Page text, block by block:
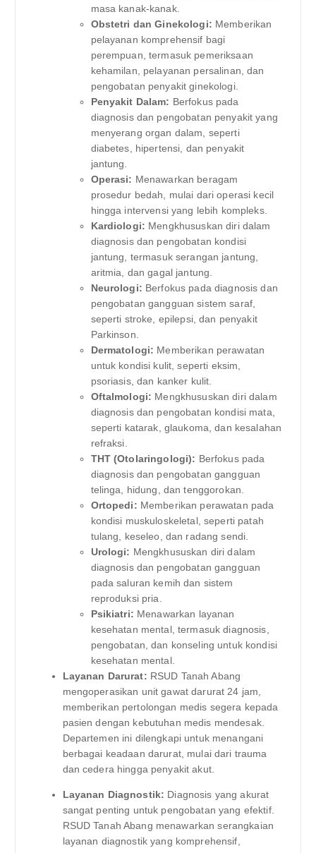
masa kanak-kanak.
Obstetri dan Ginekologi: Memberikan
pelayanan komprehensif bagi
perempuan, termasuk pemeriksaan
kehamilan, pelayanan persalinan, dan
pengobatan penyakit ginekologi.
Penyakit Dalam: Berfokus pada
diagnosis dan pengobatan penyakit yang
menyerang organ dalam, seperti
diabetes, hipertensi, dan penyakit
jantung.
Operasi: Menawarkan beragam
prosedur bedah, mulai dari operasi kecil
hingga intervensi yang lebih kompleks.
Kardiologi: Mengkhususkan diri dalam
diagnosis dan pengobatan kondisi
jantung, termasuk serangan jantung,
aritmia, dan gagal jantung.
Neurologi: Berfokus pada diagnosis dan
pengobatan gangguan sistem saraf,
seperti stroke, epilepsi, dan penyakit
Parkinson.
Dermatologi: Memberikan perawatan
untuk kondisi kulit, seperti eksim,
psoriasis, dan kanker kulit.
Oftalmologi: Mengkhususkan diri dalam
diagnosis dan pengobatan kondisi mata,
seperti katarak, glaukoma, dan kesalahan
refraksi.
THT (Otolaringologi): Berfokus pada
diagnosis dan pengobatan gangguan
telinga, hidung, dan tenggorokan.
Ortopedi: Memberikan perawatan pada
kondisi muskuloskeletal, seperti patah
tulang, keseleo, dan radang sendi.
Urologi: Mengkhususkan diri dalam
diagnosis dan pengobatan gangguan
pada saluran kemih dan sistem
reproduksi pria.
Psikiatri: Menawarkan layanan
kesehatan mental, termasuk diagnosis,
pengobatan, dan konseling untuk kondisi
kesehatan mental.
Layanan Darurat: RSUD Tanah Abang
mengoperasikan unit gawat darurat 24 jam,
memberikan pertolongan medis segera kepada
pasien dengan kebutuhan medis mendesak.
Departemen ini dilengkapi untuk menangani
berbagai keadaan darurat, mulai dari trauma
dan cedera hingga penyakit akut.
Layanan Diagnostik: Diagnosis yang akurat
sangat penting untuk pengobatan yang efektif.
RSUD Tanah Abang menawarkan serangkaian
layanan diagnostik yang komprehensif,